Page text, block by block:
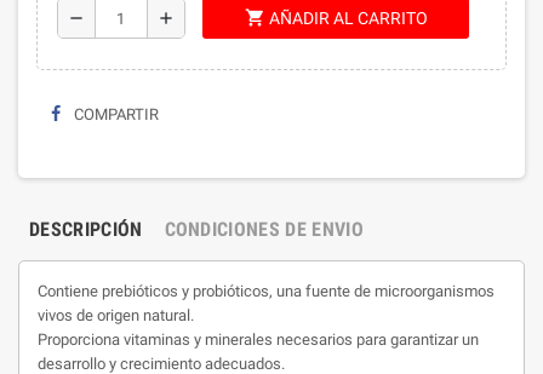
remove add shopping_cart AÑADIR AL CARRITO
COMPARTIR
DESCRIPCIÓN CONDICIONES DE ENVIO
Contiene prebióticos y probióticos, una fuente de microorganismos
vivos de origen natural.
Proporciona vitaminas y minerales necesarios para garantizar un
desarrollo y crecimiento adecuados.